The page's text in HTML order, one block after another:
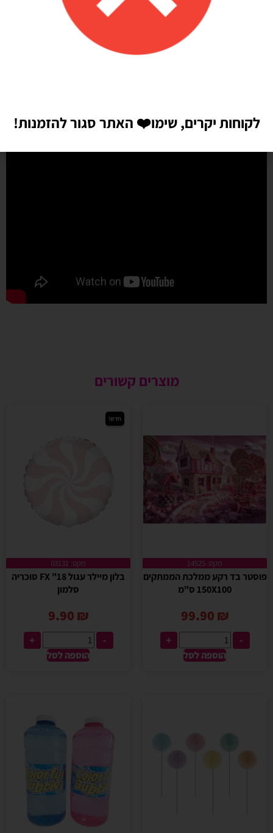
הזמנתי בלונים כדי לעצב קשת ליום הולדת של הבן שלי, המשלוח הגיע
מהר מהמצופה!! הכל באיכות מדהימה, בצבעים יפים בדיוק כמו שחשבתי
שיהיו!! התמונות מדברות בעד עצמן!! ממליצה בחום♥️♥️♥️
מוצרים קשורים
מקט: 14525
פוסטר בד רקע ממלכת הממתקים
150X100 ס"מ
99.90 ₪
-
+
הוספה לסל
חדש!
מקט: 03131
בלון מיילר עגול 18" FX סוכריה
סלמון
9.90 ₪
-
+
הוספה לסל
לקוחות יקרים, שימו❤️ האתר סגור להזמנות!